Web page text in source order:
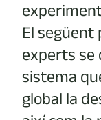
El següent
experts se
sistema
global la